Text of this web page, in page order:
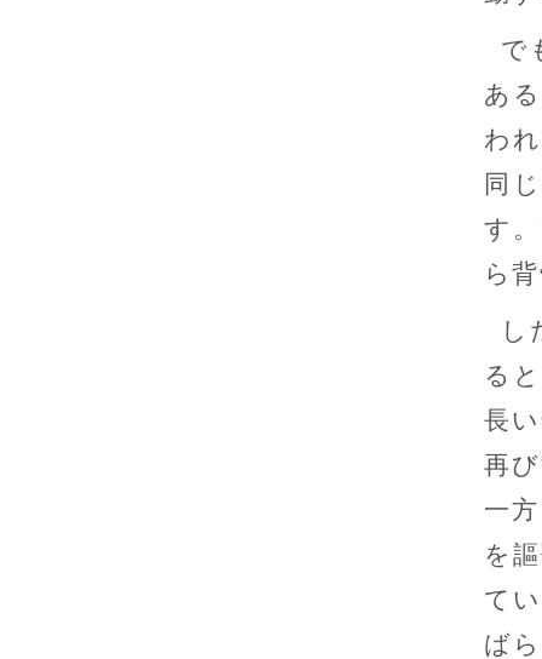
で
あ
わ
同
す
ら
し
る
長
再
一
を
て
ば